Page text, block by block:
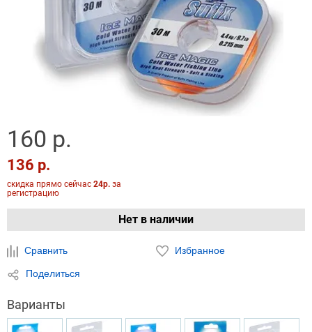
160 р.
136 р.
скидка прямо сейчас 24р. за
регистрацию
Нет в наличии
Сравнить Избранное
Поделиться
Варианты